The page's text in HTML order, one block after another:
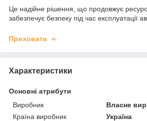
Це надійне рішення, що продовжує ресурс
забезпечує безпеку під час експлуатації
Приховати
Характеристики
Основні атрибути
Виробник
Власне
Країна виробник
Україна